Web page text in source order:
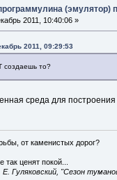
(эмулятор)
2011, 10:40:06 »
2011, 09:29:53
создаешь то?
среда для
от каменистых дорог?
так ценят покой...
E. Гуляковский, "Сезон